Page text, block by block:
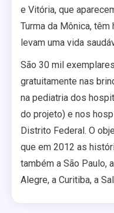
e Vitória, que
Turma da Mônica,
levam uma vida
São 30 mil
gratuitamente nas
na pediatria dos
do projeto) e nos
Distrito Federal. O
que em 2012 as
também a São Paulo,
Alegre, a Curitiba, a